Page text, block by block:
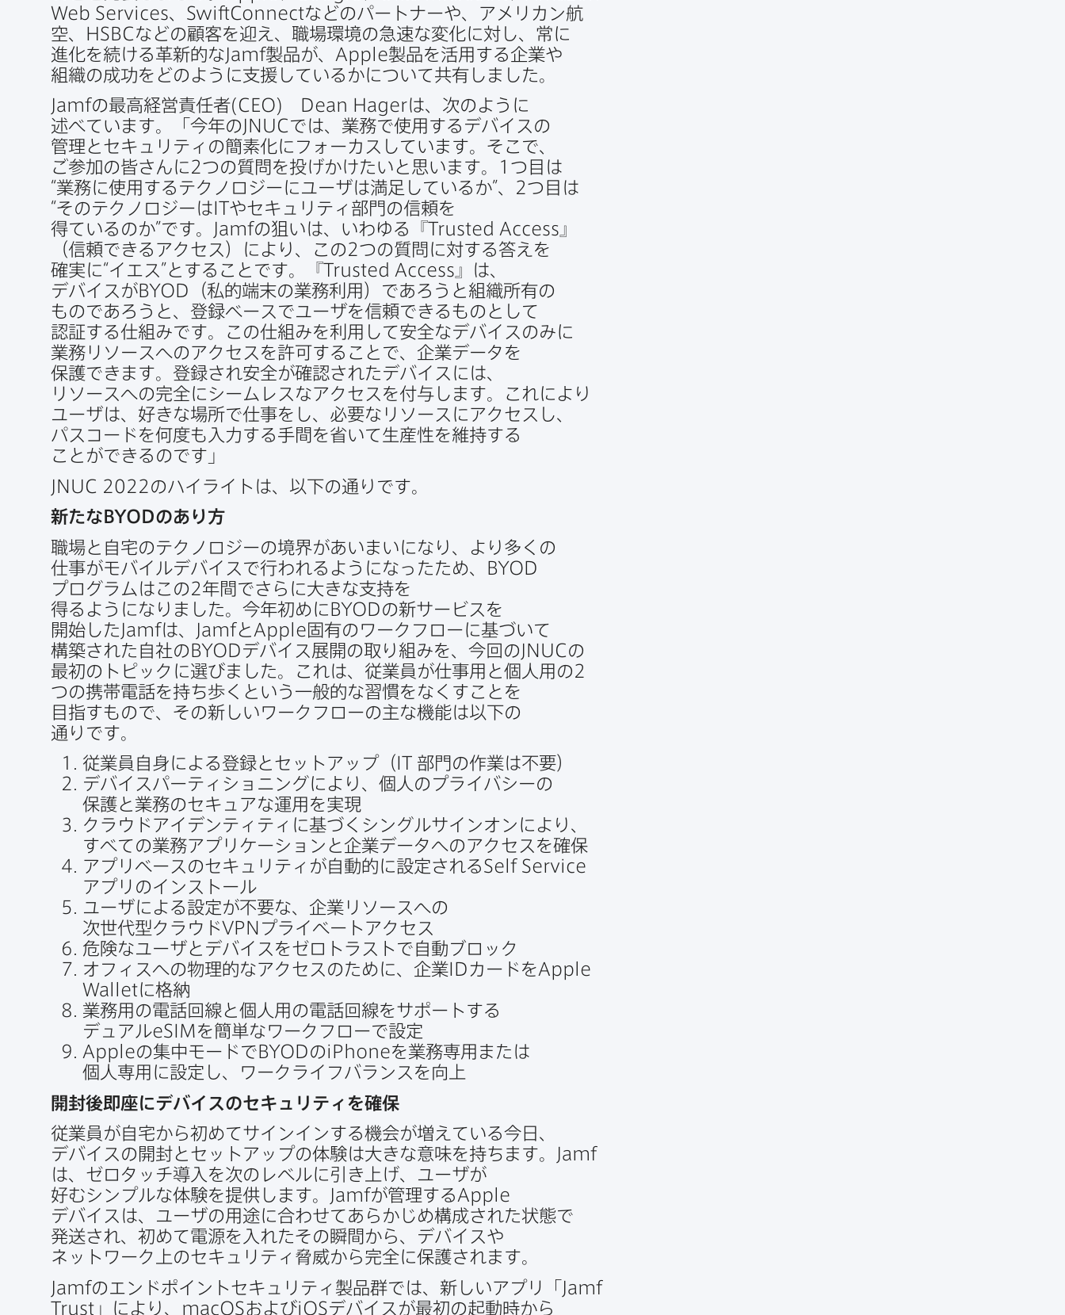
Web Services、 SwiftConnectなどの​パートナーや、​アメリカン航​
空、 HSBCなどの​顧客を​迎え、​職場環境の​急速な​変化に​対し、​常に​
進化を​続ける​革新的なJamf製品が、 Apple製品を​活用する​企業や​
組織の​成功を​どのように​支援しているかに​ついて​共有しました。
Jamfの​最高経営責任者(CEO) Dean Hagerは、​次のように​
述べています。​「今年の JNUCでは、​業務で​使用する​デバイスの​
管理と​セキュリティの​簡素化に​フォーカスしています。​そこで、​
ご参加の​皆さんに2つの​質問を​投げかけたいと​思います。 1 つ目は​
“業務に​使用する​テクノロジーに​ユーザは​満足しているか”、 2つ目は​
“その​テクノロジーは ITや​セキュリティ部門の​信頼を​
得ているのか”です。
Jamfの​狙いは、​いわゆる​『Trusted Access 』​
（信頼できる​アクセス）に​より、​この2つの​質問に​対する​答えを​
確実に​“イエス”と​する​ことです。​『Trusted Access 』は、​
デバイスがBYOD （​私的端末の​業務利用）であろうと​組織所有の​
ものであろうと、​登録ベースで​ユーザを​信頼できる​ものと​して​
認証する​仕組みです。​この​仕組みを​利用して​安全な​デバイスのみに​
業務リソースへの​アクセスを​許可する​ことで、​企業データを​
保護できます。​登録され​安全が​確認された​デバイスには、​
リソースへの​完全に​シームレスな​アクセスを​付与します。​これに​より​
ユーザは、​好きな​場所で​仕事を​し、​必要な​リソースに​アクセスし、​
パスコードを​何度も​入力する​手間を​省いて​生産性を​維持する​
ことができるのです」
JNUC 2022 の​ハイライトは、​以下の​通りです。
新たな BYODの​あり方
職場と​自宅の​テクノロジーの​境界が​あいまいに​なり、​より​多くの​
仕事が​モバイルデバイスで​行われるようになった​ため、 BYOD
プログラムは​この2年間で​さらに​大きな​支持を​
得るようになりました。​今年​初めにBYODの​新サービスを​
開始した Jamfは、 Jamfと Apple固有の​ワークフローに​基づいて​
構築された​自社のBYODデバイス展開の​取り組みを、​今回の JNUCの​
最初の​トピックに​選びました。​これは、​従業員が​仕事用と​個人用の2
つの​携帯電話を​持ち歩くと​いう​一般的な​習慣を​なく​すことを​
目指すもので、​その​新しい​ワークフローの​主な​機能は​以下の​
通りです。
従業員自身に​よる​登録と​セットアップ​（ IT 部門の​作業は​不要）
デバイスパーティショニングに​より、​個人の​プライバシーの​
保護と​業務の​セキュアな​運用を​実現
クラウドアイデンティティに​基づく​シングルサインオンに​より、​
すべての​業務アプリケーションと​企業データへの​アクセスを​確保
アプリベースの​セキュリティが​自動的に​設定されるSelf Service
アプリの​インストール
ユーザに​よる​設定が​不要な、​企業リソースへの​
次世代型クラウドVPN プライベートアクセス
危険な​ユーザと​デバイスを​ゼロトラストで​自動ブロック
オフィスへの​物理的な​アクセスの​ために、​企業 IDカードをApple
Walletに​格納
業務用の​電話回線と​個人用の​電話回線を​サポートする​
デュアルeSIMを​簡単な​ワークフローで​設定
Appleの​集中モードで BYODのiPhoneを​業務専用または​
個人専用に​設定し、​ワークライフバランスを​向上
開封後即座に​デバイスの​セキュリティを​確保
従業員が​自宅から​初めて​サインインする​機会が​増えている​今日、​
デバイスの​開封と​セットアップの​体験は​大きな​意味を​持ちます。
Jamf
は、​ゼロタッチ導入を​次の​レベルに​引き上げ、​ユーザが​
好むシンプルな​体験を​提供します。
Jamfが​管理するApple
デバイスは、​ユーザの​用途に​合わせてあらかじめ構成された​状態で​
発送され、​初めて​電源を​入れた​その​瞬間から、​デバイスや​
ネットワーク上の​セキュリティ脅威から​完全に​保護されます。
Jamfの​エンドポイントセキュリティ製品群では、​新しい​アプリ「 Jamf
Trust 」に​より、 macOSおよびiOSデバイスが​最初の​起動時から​